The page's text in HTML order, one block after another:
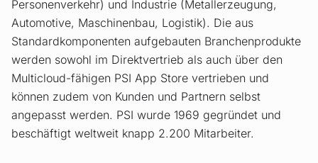
Personenverkehr) und Industrie (Metallerzeugung,
Automotive, Maschinenbau, Logistik). Die aus
Standardkomponenten aufgebauten Branchenprodukte
werden sowohl im Direktvertrieb als auch über den
Multicloud-fähigen PSI App Store vertrieben und
können zudem von Kunden und Partnern selbst
angepasst werden. PSI wurde 1969 gegründet und
beschäftigt weltweit knapp 2.200 Mitarbeiter.